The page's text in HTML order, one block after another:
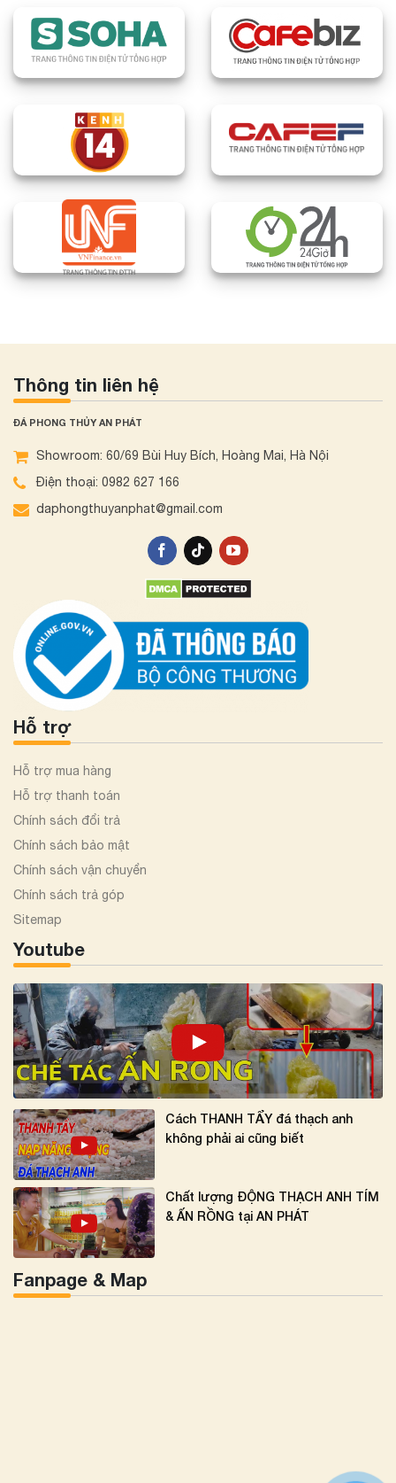
Thông tin liên hệ
ĐÁ PHONG THỦY AN PHÁT
Showroom: 60/69 Bùi Huy Bích, Hoàng Mai, Hà Nội
Điện thoại: 0982 627 166
daphongthuyanphat@gmail.com
Hỗ trợ
Hỗ trợ mua hàng
Hỗ trợ thanh toán
Chính sách đổi trả
Chính sách bảo mật
Chính sách vận chuyển
Chính sách trả góp
Sitemap
Youtube
Cách THANH TẨY đá thạch anh
không phải ai cũng biết
Chất lượng ĐỘNG THẠCH ANH TÍM
& ẤN RỒNG tại AN PHÁT
Fanpage & Map